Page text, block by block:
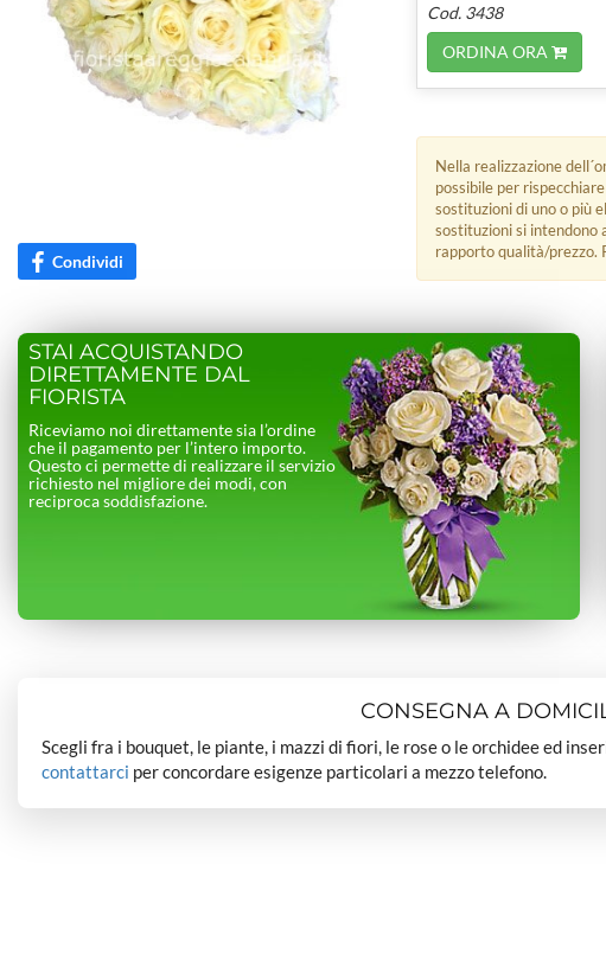
Condividi
Cod. 3438
ORDINA ORA
Nella realizzazione
possibile per
sostituzioni di uno o più
sostituzioni si intendono
rapporto qualità/prezzo.
STAI ACQUISTANDO
DIRETTAMENTE DAL
FIORISTA
Riceviamo noi direttamente sia l’ordine
che il pagamento per l’intero importo.
Questo ci permette di realizzare il servizio
richiesto nel migliore dei modi, con
reciproca soddisfazione.
CONSEGNA A
Scegli fra i bouquet, le piante, i mazzi di fiori, le rose o le orchidee ed
contattarci per concordare esigenze particolari a mezzo telefono.